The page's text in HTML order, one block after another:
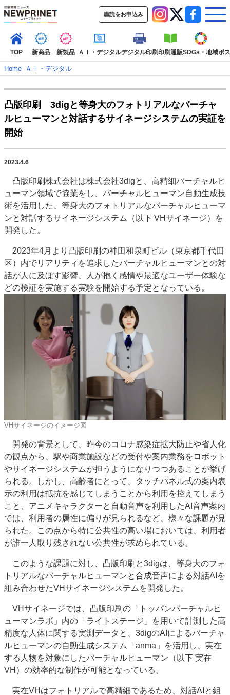
購読をお申込み
TOP 新商品 新製品 ＡＩ・デジタルデジタル印刷印刷通販SDGs・地域ポ
TOP
新着記事 特集記事
動画コンテンツ
インタビュー
コレクション
新商品
ポストプレス ビジネス イベント
市場・統計
人事・移転・異動・訃報
特集記事カテゴリー一覧
2022 見える化・MIS特集
JAPAN PACK 2023 特集
中古印刷機・製本機特集
2022 検査・校正特集
特集・デジタル印刷 ～ 新成長軌道を描く
案内
発刊案内
JFPI印刷用語集 印刷機材年鑑
会社案内
購読・購入申し込み
サイトポリシー
お問い合わせ
Home– ＡＩ・デジタル
凸版印刷 3digと等身大のフォトリアルなバーチャ
ルヒューマンと対話するサイネージシステムの実証を
開始
2023.4.6
凸版印刷株式会社は株式会社3digと、高精細バーチャルヒ
ューマン領域で協業をし、バーチャルヒューマン自動生成技
術を活用した、等身大のフォトリアルなバーチャルヒューマ
ンと対話するサイネージシステム（以下 VHサイネージ）を
開発した。
2023年4月より凸版印刷の神田和泉町ビル（東京都千代田
区）内でリアリティを追求したバーチャルヒューマンとの対
話が人に及ぼす影響、人が抱く感情や最適なユーザー体験な
どの検証を実施する実験を開始する予定となっている。
VHサイネージのイメージ図
開発の背景として、昨今のコロナ感染症拡大防止や省人化
の観点から、駅や商業施設などの受付や案内業務をロボット
やサイネージシステムが担うようになりつつあることが挙げ
られる。しかし、高齢者にとって、タッチパネル式の案内表
示の利用は抵抗を感じてしまうことから利用を控えてしまう
こと、アニメキャラクターと自動音声を利用したAI音声案内
では、利用者の属性に偏りが見られるなど、様々な課題が見
られた。この点から特に公共性の高い場においては、利用者
が誰一人取り残されない公共性が求められている。
このような課題に対し、凸版印刷と3digは、等身大のフォ
トリアルなバーチャルヒューマンと合成音声による対話AIを
組み合わせたVHサイネージシステムを開発した。
VHサイネージでは、凸版印刷の「トッパンバーチャルヒ
ューマンラボ」内の「ライトステージ」を用いて計測した高
精度な人体に関する実測データと、3digのAIによるバーチャ
ルヒューマンの自動生成システム「anma」を活用し、実在
する人物を対象にしたバーチャルヒューマン（以下 実在
VH）の効率的な制作が可能となっている。
実在VHはフォトリアルで高精細であるため、対話AIと組